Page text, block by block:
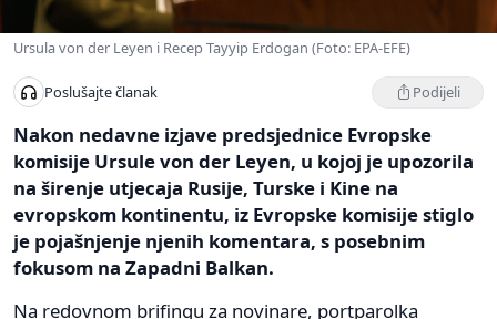
Ursula von der Leyen i Recep Tayyip Erdogan (Foto: EPA-EFE)
Poslušajte članak Podijeli
Nakon nedavne izjave predsjednice Evropske
komisije Ursule von der Leyen, u kojoj je upozorila
na širenje utjecaja Rusije, Turske i Kine na
evropskom kontinentu, iz Evropske komisije stiglo
je pojašnjenje njenih komentara, s posebnim
fokusom na Zapadni Balkan.
Na redovnom brifingu za novinare, portparolka